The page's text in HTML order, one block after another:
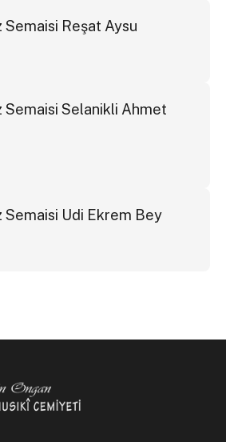
Reşat Aysu
Semaisi Selanikli Ahmet
Semaisi Udi Ekrem Bey